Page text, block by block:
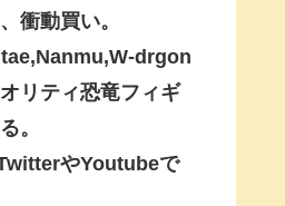
衝動買い。
drgon
リティ恐竜フィギ
。
やYoutubeで